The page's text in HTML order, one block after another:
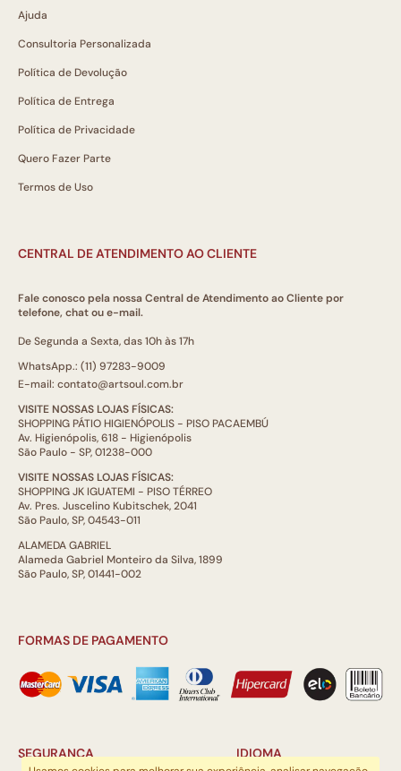
Ajuda
Consultoria Personalizada
Política de Devolução
Política de Entrega
Política de Privacidade
Quero Fazer Parte
Termos de Uso
CENTRAL DE ATENDIMENTO AO CLIENTE
Fale conosco pela nossa Central de Atendimento ao Cliente por
telefone, chat ou e-mail.
De Segunda a Sexta, das 10h às 17h
WhatsApp.: (11) 97283-9009
E-mail: contato@artsoul.com.br
VISITE NOSSAS LOJAS FÍSICAS:
SHOPPING PÁTIO HIGIENÓPOLIS - PISO PACAEMBÚ
Av. Higienópolis, 618 - Higienópolis
São Paulo - SP, 01238-000
VISITE NOSSAS LOJAS FÍSICAS:
SHOPPING JK IGUATEMI - PISO TÉRREO
Av. Pres. Juscelino Kubitschek, 2041
São Paulo, SP, 04543-011
ALAMEDA GABRIEL
Alameda Gabriel Monteiro da Silva, 1899
São Paulo, SP, 01441-002
FORMAS DE PAGAMENTO
SEGURANÇA IDIOMA